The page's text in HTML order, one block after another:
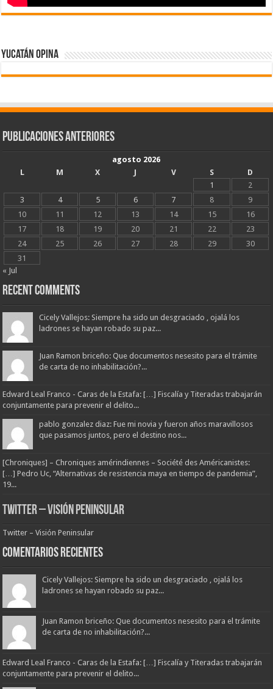
Yucatán Opina
Publicaciones Anteriores
agosto 2026
L
M X J V S
D
1
2
3
4 5 6 7 8
9
10
11 12 13 14 15
16
17
18 19 20 21 22
23
24
25 26 27 28 29
30
31
« Jul
Recent Comments
Cicely Vallejos: Siempre ha sido un desgraciado , ojalá los
ladrones se hayan robado su paz...
Juan Ramon briceño: Que documentos nesesito para el trámite
de carta de no inhabilitación?...
Edward Leal Franco - Caras de la Estafa: […] Fiscalía y Titeradas trabajarán
conjuntamente para prevenir el delito...
pablo gonzalez diaz: Fue mi novia y fueron años maravillosos
que pasamos juntos, pero el destino nos...
[Chroniques] – Chroniques amérindiennes – Société des Américanistes:
[…] Pedro Uc, “Alternativas de resistencia maya en tiempo de pandemia”,
19...
Twitter – Visión Peninsular
Twitter – Visión Peninsular
Comentarios Recientes
Cicely Vallejos: Siempre ha sido un desgraciado , ojalá los
ladrones se hayan robado su paz...
Juan Ramon briceño: Que documentos nesesito para el trámite
de carta de no inhabilitación?...
Edward Leal Franco - Caras de la Estafa: […] Fiscalía y Titeradas trabajarán
conjuntamente para prevenir el delito...